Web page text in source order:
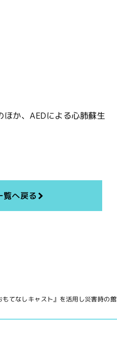
か、AEDによる心肺蘇生
覧へ戻る
てなしキャスト』を活用し災害時の